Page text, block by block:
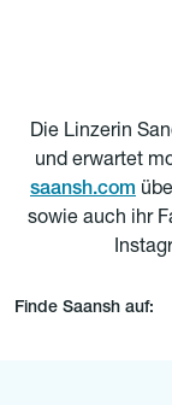
Die Linzerin
und erwartet
saansh.com
sowie auch ihr
Finde Saansh auf: